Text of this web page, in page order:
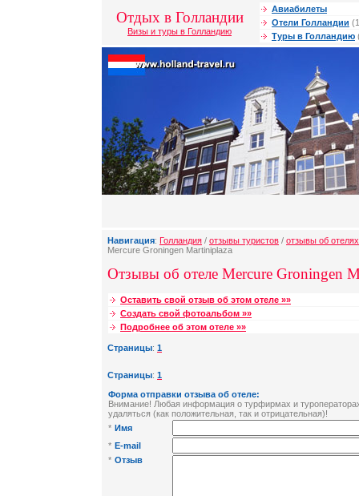
Отдых в Голландии
Визы и туры в Голландию
Авиабилеты
Отели Голландии
Туры в Голландию
Навигация: Голландия / отзывы туристов / отзывы об
Mercure Groningen Martiniplaza
Отзывы об отеле Mercure Groningen
Оставить свой отзыв об этом отеле »»
Создать свой фотоальбом »»
Подробнее об этом отеле »»
Страницы: 1
Страницы: 1
Форма отправки отзыва об отеле:
Внимание! Любая информация о турфирмах и
удаляться (как положительная, так и отрицательная)!
* Имя
* E-mail
* Отзыв